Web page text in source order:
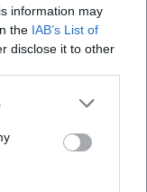
information may
the IAB’s List of
disclose it to other